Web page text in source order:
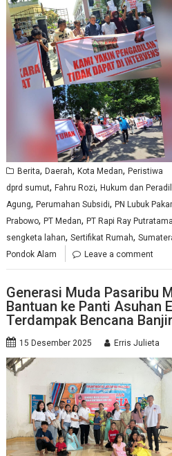
Berita,Daerah,Kota Medan,Peristiwa
dprd sumut,Fahru Rozi,Hukum dan
Agung,Perumahan Subsidi,PN Lubuk
Prabowo,PT Medan,PT Rapi Ray
sengketa lahan,Sertifikat Rumah,
Pondok Alam
Leave a comment
Generasi Muda Pasaribu
Bantuan ke Panti Asuhan
Terdampak Bencana Banjir
15 Desember 2025 Erris Julieta